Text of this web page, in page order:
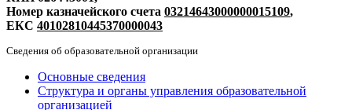
Номер казначейского счета 03214643000000015109,
ЕКС 40102810445370000043
Сведения об образовательной организации
Основные сведения
Структура и органы управления образовательной
организацией